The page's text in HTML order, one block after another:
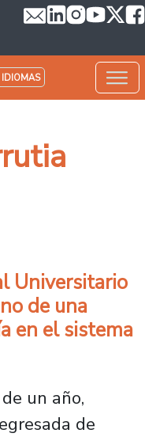
IDIOMAS
Universitario
de una
en el sistema
un año,
de